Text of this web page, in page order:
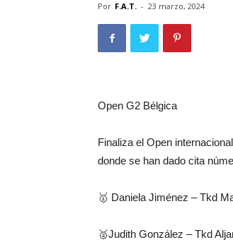
Por F.A.T. - 23 marzo, 2024
Open G2 Bélgica
Finaliza el Open
donde se han dado cita
🥇 Daniela Jiménez – Tkd
🥈Judith González – Tkd